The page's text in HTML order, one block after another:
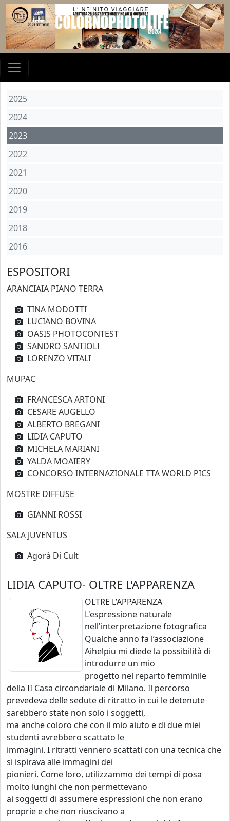
2025
2024
2023
2022
2021
2020
2019
2018
2016
ESPOSITORI
ARANCIAIA PIANO TERRA
TINA MODOTTI
LUCIANO BOVINA
OASIS PHOTOCONTEST
SANDRO SANTIOLI
LORENZO VITALI
MUPAC
FRANCESCA ARTONI
CESARE AUGELLO
ALBERTO BREGANI
LIDIA CAPUTO
MICHELA MARIANI
YALDA MOAIERY
CONCORSO INTERNAZIONALE TTA WORLD PICS
MOSTRE DIFFUSE
GIANNI ROSSI
SALA JUVENTUS
Agorà Di Cult
LIDIA CAPUTO- OLTRE L'APPARENZA
OLTRE L’APPARENZA
L'espressione naturale
nell'interpretazione fotografica
Qualche anno fa l’associazione
Aihelpiu mi diede la possibilità di
introdurre un mio
progetto nel reparto femminile
della II Casa circondariale di Milano. Il percorso
prevedeva delle sedute di ritratto in cui le detenute
sarebbero state non solo i soggetti,
ma anche coloro che con il mio aiuto e di due miei
studenti avrebbero scattato le
immagini. I ritratti vennero scattati con una tecnica che
si ispirava alle immagini dei
pionieri. Come loro, utilizzammo dei tempi di posa
molto lunghi che non permettevano
ai soggetti di assumere espressioni che non erano
proprie e che non riuscivano a